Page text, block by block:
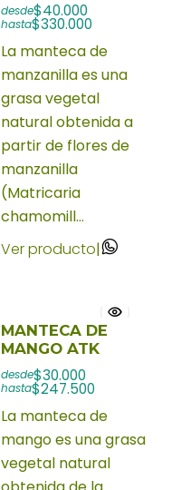
desde$40.000
hasta$330.000
La manteca de
manzanilla es una
grasa vegetal
natural obtenida a
partir de flores de
manzanilla
(Matricaria
chamomill...
Ver producto|
MANTECA DE
MANGO ATK
desde$30.000
hasta$247.500
La manteca de
mango es una grasa
vegetal natural